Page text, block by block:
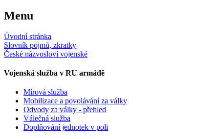
Menu
Úvodní stránka
Slovník pojmů, zkratky
České názvosloví vojenské
Vojenská služba v RU armádě
Mírová služba
Mobilizace a povolávání za války
Odvody za války - přehled
Válečná služba
Doplňování jednotek v poli